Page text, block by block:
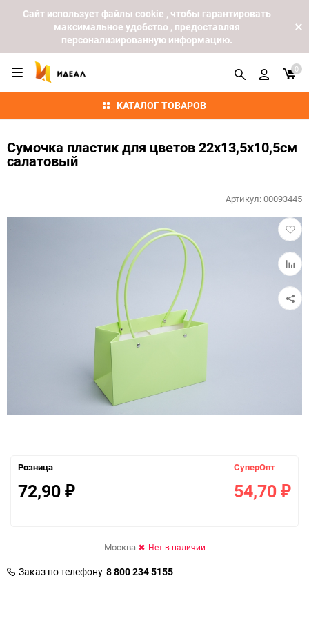
Cайт использует файлы cookie , чтобы гарантировать
максимальное удобство , предоставляя
персонализированную информацию.
КАТАЛОГ ТОВАРОВ
0
Сумочка пластик для цветов 22х13,5х10,5см
салатовый
в
к
Артикул:00093445
Розница
72,90 ₽
СуперОпт
54,70 ₽
Москва Нет в наличии
Заказ по телефону 8 800 234 5155